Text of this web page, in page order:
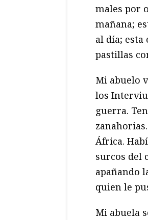
males por
mañana;
al día; esta
pastillas
Mi abuelo
los Interviu
guerra.
África.
surcos del
apañando
quien le
Mi abuela